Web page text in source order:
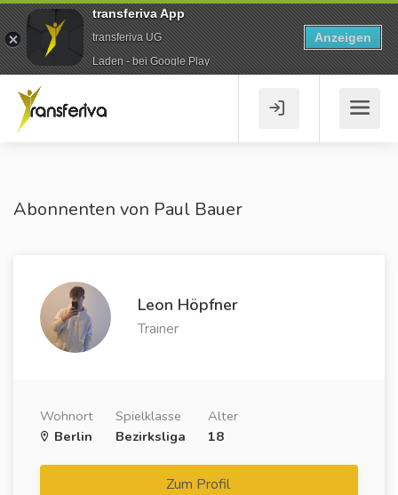
Abonnenten von Paul Bauer
Leon Höpfner
Trainer
Wohnort
Berlin
Spielklasse
Bezirksliga
Alter
18
Zum Profil
transferiva App
transferiva UG
Laden - bei Google Play
Anzeigen